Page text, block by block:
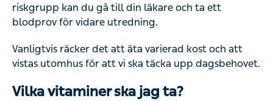
riskgrupp kan du gå till din läkare och ta ett
blodprov för vidare utredning.
Vanligtvis räcker det att äta varierad kost och att
vistas utomhus för att vi ska täcka upp dagsbehovet.
Vilka vitaminer ska jag ta?